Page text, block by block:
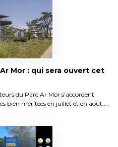
Mor : qui sera ouvert cet
du Parc Ar Mor s’accordent
bien méritées en juillet et en août.…